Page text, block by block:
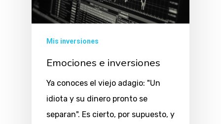
Mis inversiones
Emociones e inversiones
Ya conoces el viejo adagio: "Un
idiota y su dinero pronto se
separan". Es cierto, por supuesto, y